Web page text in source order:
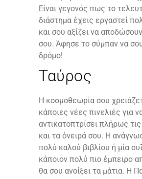
Είναι γεγονός πως το
διάστημα έχεις εργαστεί
και σου αξίζει να
σου. Άφησε το σύμπαν να
δρόμο!
Ταύρος
Η κοσμοθεωρία σου
κάποιες νέες πινελιές για
αντικατοπτρίσει πλήρως
και τα όνειρά σου. Η
πολύ καλού βιβλίου ή μία
κάποιον πολύ πιο έμπειρο
θα σου ανοίξει τα μάτια. Η